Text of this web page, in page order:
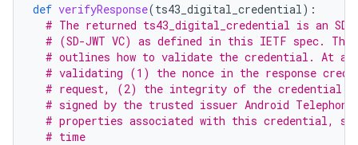
def verifyResponse(ts43_digital_credential ):
# The returned ts43_digital_credential is an SD-
# (SD-JWT VC) as defined in this IETF spec.
# outlines how to validate the credential. At a
# validating (1) the nonce in the response
# request, (2) the integrity of the credential
# signed by the trusted issuer Android
# properties associated with this credential,
# time